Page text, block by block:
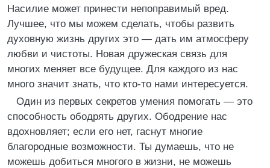
Насилие может принести непоправимый вред.
Лучшее, что мы можем сделать, чтобы развить
духовную жизнь других это — дать им атмосферу
любви и чистоты. Новая дружеская связь для
многих меняет все будущее. Для каждого из нас
много значит знать, что кто-то нами интересуется.
Один из первых секретов умения помогать — это
способность ободрять других. Ободрение нас
вдохновляет; если его нет, гаснут многие
благородные возможности. Ты думаешь, что не
можешь добиться многого в жизни, не можешь